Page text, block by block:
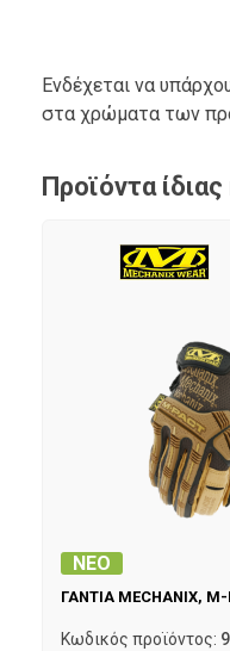
Ενδέχεται να
στα χρώματα των
Προϊόντα
ΝΕΟ
ΓΑΝΤΙΑ MECHANIX,
Κωδικός προϊόντος: